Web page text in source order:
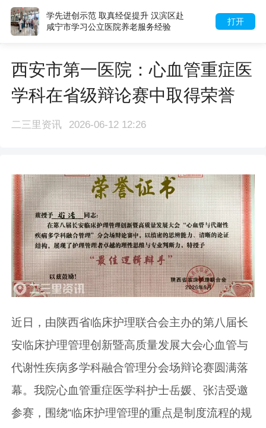
打开
学先进创示范 取真经促提升 汉滨区赴
咸宁市学习公立医院养老服务经验
西安市第一医院：心血管重症医
学科在省级辩论赛中取得荣誉
二三里资讯 2026-06-12 12:26
近日，由陕西省临床护理联合会主办的第八届长
安临床护理管理创新暨高质量发展大会心血管与
代谢性疾病多学科融合管理分会场辩论赛圆满落
幕。我院心血管重症医学科护士岳媛、张洁受邀
参赛，围绕“临床护理管理的重点是制度流程的规